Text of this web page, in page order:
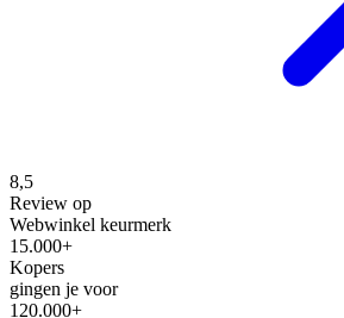
8,5
Review op
Webwinkel keurmerk
15.000+
Kopers
gingen je voor
120.000+